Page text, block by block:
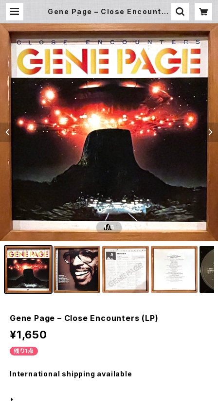
Gene Page – Close Encounter
Record Store
1/6
Gene Page – Close Encounters (LP)
¥1,650
残り1点
International shipping available
•